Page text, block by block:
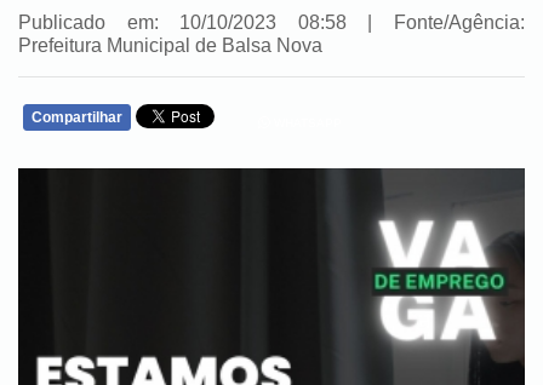
Publicado em: 10/10/2023 08:58 | Fonte/Agência:
Prefeitura Municipal de Balsa Nova
Compartilhar